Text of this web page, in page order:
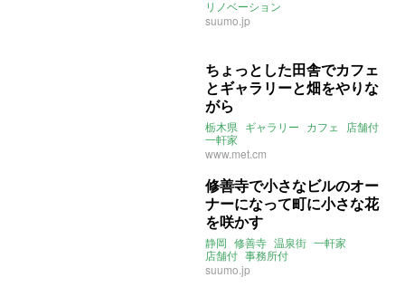
リノベーション
suumo.jp
ちょっとした田舎でカフェ
とギャラリーと畑をやりな
がら
栃木県 ギャラリー カフェ
店舗付
一軒家
www.met.cm
修善寺で小さなビルのオー
ナーになって町に小さな花
を咲かす
静岡 修善寺 温泉街 一軒家
店舗付 事務所付
suumo.jp